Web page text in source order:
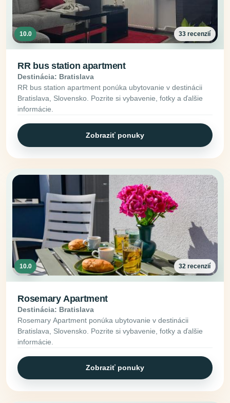
10.0 33 recenzií
RR bus station apartment
Destinácia: Bratislava
RR bus station apartment ponúka ubytovanie v destinácii
Bratislava, Slovensko. Pozrite si vybavenie, fotky a ďalšie
informácie.
Zobraziť ponuky
10.0 32 recenzií
Rosemary Apartment
Destinácia: Bratislava
Rosemary Apartment ponúka ubytovanie v destinácii
Bratislava, Slovensko. Pozrite si vybavenie, fotky a ďalšie
informácie.
Zobraziť ponuky